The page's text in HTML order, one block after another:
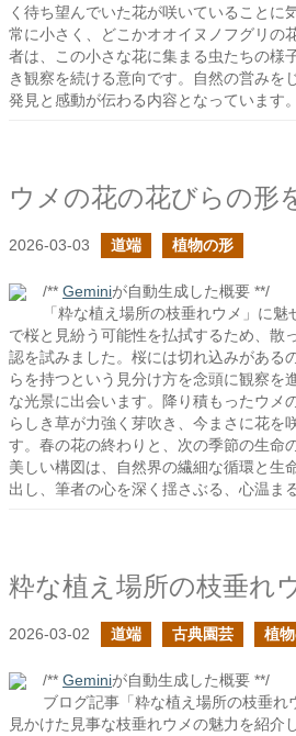
く待ち望んでいた花が咲いていることに
常に小さく、どこかオオイヌノフグリの
者は、この小さな花に集まる虫たちの様
き観察を続ける意向です。自然の営みを
発見と感動が伝わる内容となっています。
2026-03-03 道端 植物の形
/** Geminiが自動生成した概要 **/
「粋な植え場所の枝垂れウメ」に
で桜と見紛う可能性を払拭するため、散
認を試みました。桜には切れ込みがある
らを持つという見分け方を念頭に観察を
な光景に出会います。降り積もったウメ
らしき草が力強く芽吹き、今まさに花を
す。春の花の終わりと、次の季節の生命
美しい構図は、自然界の繊細な循環と生
出し、筆者の心を深く揺さぶる、心温ま
粋な植え場所の枝垂れ
2026-03-02 道端 古典園芸 植
/** Geminiが自動生成した概要 **/
ブログ記事「粋な植え場所の枝垂れ
見かけた見事な枝垂れウメの魅力を紹介